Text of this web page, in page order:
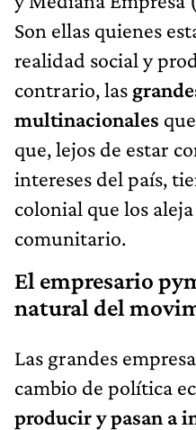
Son ellas quienes
realidad social y
contrario, las
multinacionales
que, lejos de estar
intereses del país,
colonial que los
comunitario.
El empresario
natural del
Las grandes
cambio de política
producir y pasan a